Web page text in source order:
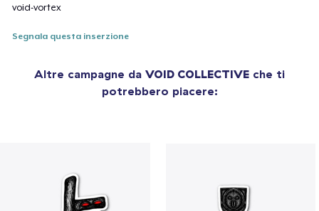
void-vortex
Segnala questa inserzione
Altre campagne da VOID COLLECTIVE che ti
potrebbero piacere: